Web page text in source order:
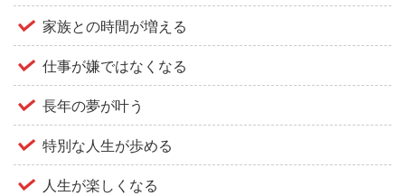
家族との時間が増える
仕事が嫌ではなくなる
長年の夢が叶う
特別な人生が歩める
人生が楽しくなる